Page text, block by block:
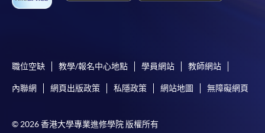
職位空缺 教學/報名中心地點 學員網站 教師網站
內聯網 網頁出版政策 私隱政策 網站地圖 無障礙網頁
© 2026 香港大學專業進修學院 版權所有